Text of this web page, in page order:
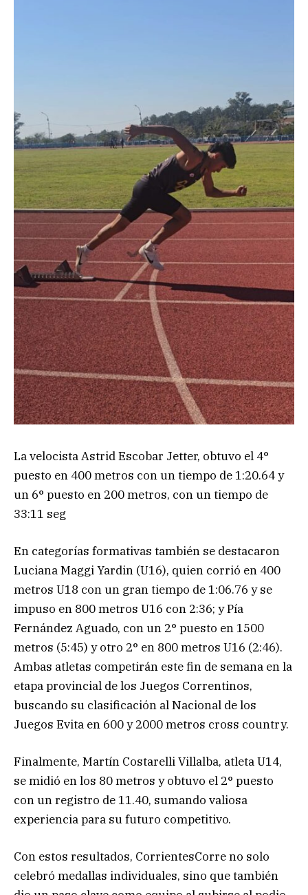
La velocista Astrid Escobar Jetter, obtuvo el 4°
puesto en 400 metros con un tiempo de 1:20.64 y
un 6° puesto en 200 metros, con un tiempo de
33:11 seg
En categorías formativas también se destacaron
Luciana Maggi Yardin (U16), quien corrió en 400
metros U18 con un gran tiempo de 1:06.76 y se
impuso en 800 metros U16 con 2:36; y Pía
Fernández Aguado, con un 2° puesto en 1500
metros (5:45) y otro 2° en 800 metros U16 (2:46).
Ambas atletas competirán este fin de semana en la
etapa provincial de los Juegos Correntinos,
buscando su clasificación al Nacional de los
Juegos Evita en 600 y 2000 metros cross country.
Finalmente, Martín Costarelli Villalba, atleta U14,
se midió en los 80 metros y obtuvo el 2° puesto
con un registro de 11.40, sumando valiosa
experiencia para su futuro competitivo.
Con estos resultados, CorrientesCorre no solo
celebró medallas individuales, sino que también